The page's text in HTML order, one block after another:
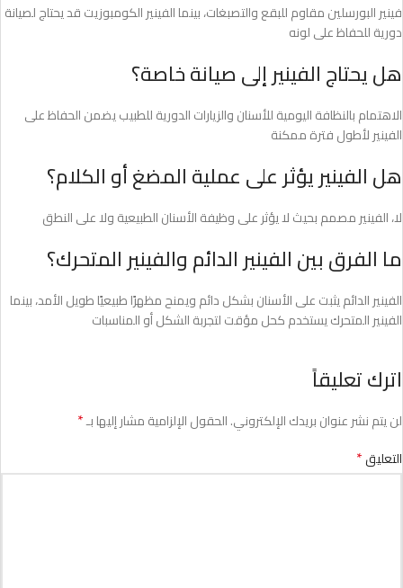
فينير البورسلين مقاوم للبقع والتصبغات، بينما الفينير الكومبوزيت قد يحتاج لصيانة
دورية للحفاظ على لونه
هل يحتاج الفينير إلى صيانة خاصة؟
الاهتمام بالنظافة اليومية للأسنان والزيارات الدورية للطبيب يضمن الحفاظ على
الفينير لأطول فترة ممكنة
هل الفينير يؤثر على عملية المضغ أو الكلام؟
لا، الفينير مصمم بحيث لا يؤثر على وظيفة الأسنان الطبيعية ولا على النطق
ما الفرق بين الفينير الدائم والفينير المتحرك؟
الفينير الدائم يثبت على الأسنان بشكل دائم ويمنح مظهرًا طبيعيًا طويل الأمد، بينما
الفينير المتحرك يستخدم كحل مؤقت لتجربة الشكل أو المناسبات
اترك تعليقاً
لن يتم نشر عنوان بريدك الإلكتروني.الحقول الإلزامية مشار إليها بـ*
التعليق*